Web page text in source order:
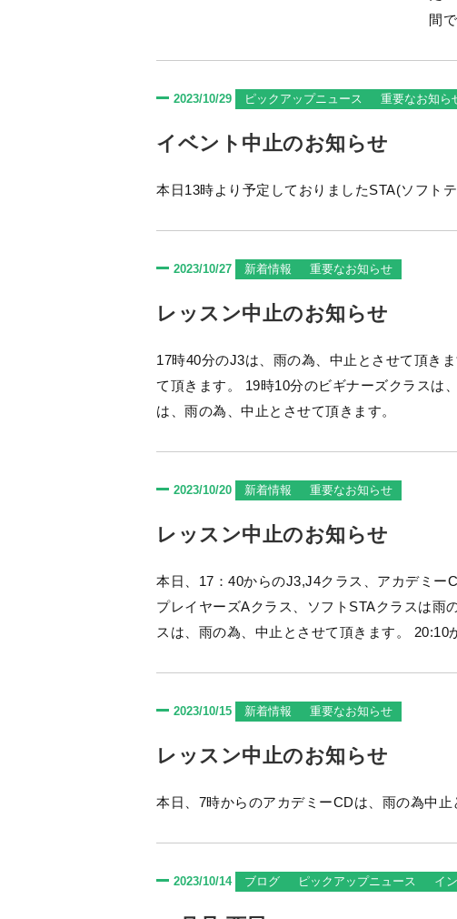
間で行いまし
(￣ー￣)ﾆﾔﾘ 初戦か
2023/10/29 ピックアップニュース 重要なお知ら
イベント中止のお知らせ
2023/10/27 新着情報 重要なお知らせ
レッスン中止のお知らせ
17時40分のJ3は、雨の為、中止とさせて頂きます。 18時のSTA、プレイヤーズAは、雨の為、中
て頂きます。 19時10分のビギナーズクラスは、雨の為、中止とさせて頂きます。 20時10分の部活ナイト
2023/10/20 新着情報 重要なお知らせ
レッスン中止のお知らせ
本日、17：40からのJ3,J4クラス、アカデミーCクラ
プレイヤーズAクラス、ソフトSTAクラスは雨の為、中止とさせ
スは、雨
2023/10/15 新着情報 重要なお知らせ
レッスン中止のお知らせ
本日、7時からのアカデミーCDは、雨の為中止
2023/10/14 ブログ ピックアップニュース イ